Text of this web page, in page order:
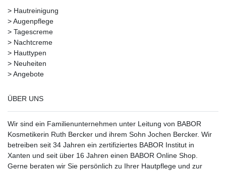
> Hautreinigung
>Augenpflege
> Tagescreme
> Nachtcreme
> Hauttypen
> Neuheiten
>Angebote
ÜBER UNS
Wir sind ein Familienunternehmen unter Leitung von BABOR
Kosmetikerin Ruth Bercker und ihrem Sohn Jochen Bercker. Wir
betreiben seit 34 Jahren ein zertifiziertes BABOR Institut in
Xanten und seit über 16 Jahren einen BABOR Online Shop.
Gerne beraten wir Sie persönlich zu Ihrer Hautpflege und zur